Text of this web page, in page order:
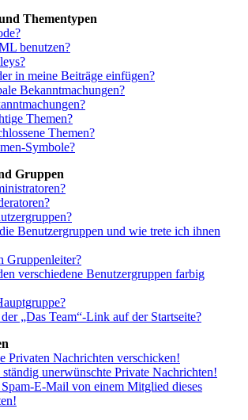
Thementypen
benutzen?
in meine Beiträge einfügen?
Bekanntmachungen?
Themen?
Themen?
Symbole?
Gruppen
Benutzergruppen und wie trete ich ihnen
Gruppenleiter?
verschiedene Benutzergruppen farbig
„Das Team“-Link auf der Startseite?
Privaten Nachrichten verschicken!
unerwünschte Private Nachrichten!
E-Mail von einem Mitglied dieses